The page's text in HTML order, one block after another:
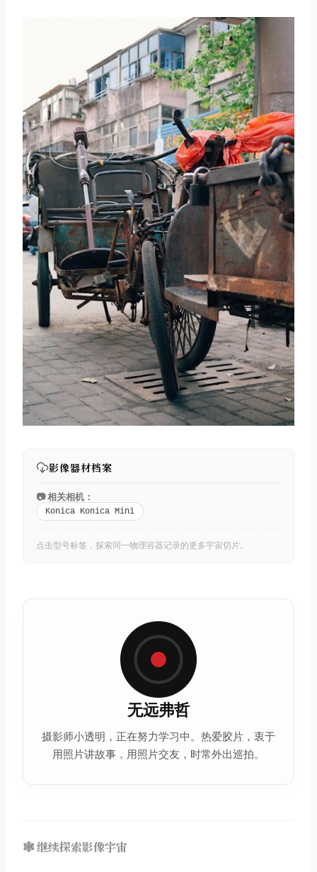
影像器材档案
📷 相关相机：
Konica Konica Mini
点击型号标签，探索同一物理容器记录的更多宇宙切片。
无远弗哲
摄影师小透明，正在努力学习中。热爱胶片 ，衷于
用照片讲故事，用照片交友，时常外出巡拍。
🕸️ 继续探索影像宇宙